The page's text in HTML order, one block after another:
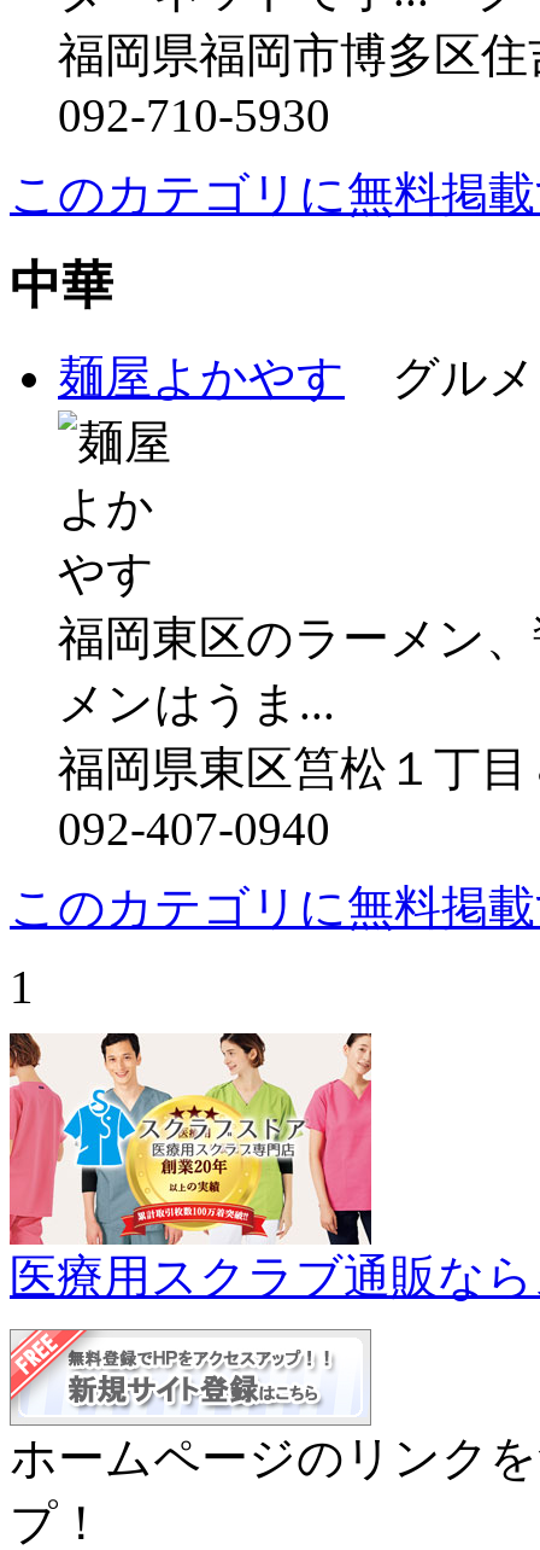
福岡県福岡市博多区
092-710-5930
このカテゴリに無料掲
中華
麺屋よかやす グルメ
福岡東区のラーメン
メンはうま...
福岡県東区筥松１丁
092-407-0940
このカテゴリに無料掲
1
医療用スクラブ通販な
ホームページのリンク
プ！